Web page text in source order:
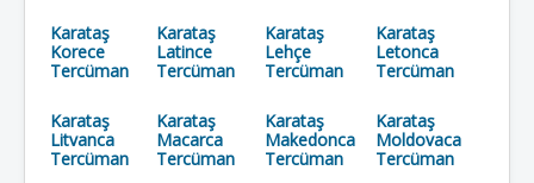
Karataş
Korece
Tercüman
Karataş
Latince
Tercüman
Karataş
Lehçe
Tercüman
Karataş
Letonca
Tercüman
Karataş
Litvanca
Tercüman
Karataş
Macarca
Tercüman
Karataş
Makedonca
Tercüman
Karataş
Moldovaca
Tercüman